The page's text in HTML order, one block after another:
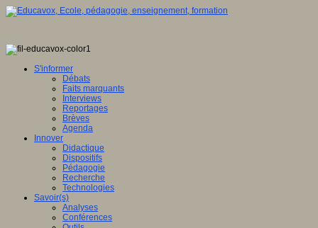
S'informer
Débats
Faits marquants
Interviews
Reportages
Brèves
Agenda
Innover
Didactique
Dispositifs
Pédagogie
Recherche
Technologies
Savoir(s)
Analyses
Conférences